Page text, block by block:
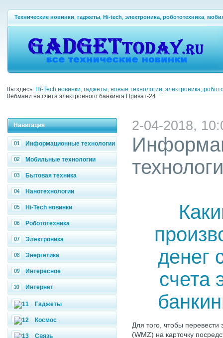
Технические новинки гаджеты Hi-tech электроника робототехника
Вы здесь: Hi-Tech новинки, гаджеты, новые технологии, электроника,
Вебмани на счета электронного банкинга Приват-24
Навигация
Информационные технологии
Мобильные технологии
Бытовая техника
Нанотехнологии
Hi-Tech новинки
Робототехника
Электроника
Энергетика
Интересное
Интернет
Гаджеты
Космос
Связь
2-04-2018,
денег
счета
Для того, чтобы
(WMZ) на карточку